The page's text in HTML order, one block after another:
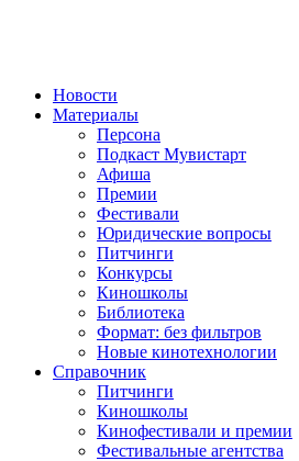
Новости
Материалы
Персона
Подкаст Мувистарт
Афиша
Премии
Фестивали
Юридические вопросы
Питчинги
Конкурсы
Киношколы
Библиотека
Формат: без фильтров
Новые кинотехнологии
Справочник
Питчинги
Киношколы
Кинофестивали и премии
Фестивальные агентства